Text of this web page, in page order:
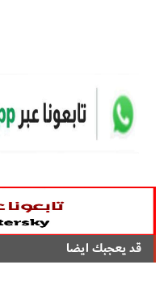
قد يعجبك ايضا